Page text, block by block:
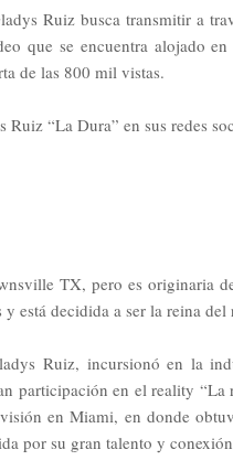
Ruiz busca transmitir a
que se encuentra alojado
de las 800 mil vistas.
“La Dura” en sus redes
TX, pero es originaria
está decidida a ser la reina
Ruiz, incursionó en la
participación en el reality
en Miami, en donde
por su gran talento y